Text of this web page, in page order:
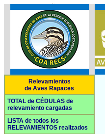
Relevamientos
de Aves Rapaces
TOTAL de CÉDULAS de
relevamiento cargadas
LISTA de todos los
RELEVAMIENTOS realizados